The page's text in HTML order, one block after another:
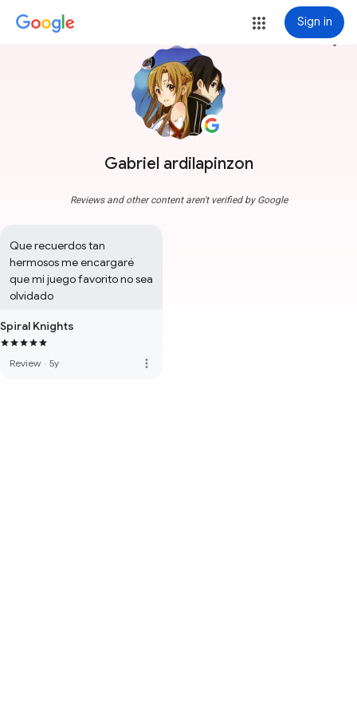
Sign in
Gabriel ardilapinzon
more_vert
Reviews and other content aren't verified by Google
Que recuerdos tan
hermosos me encargaré
que mi juego favorito no sea
olvidado
Spiral Knights
Review · 5y more_vert